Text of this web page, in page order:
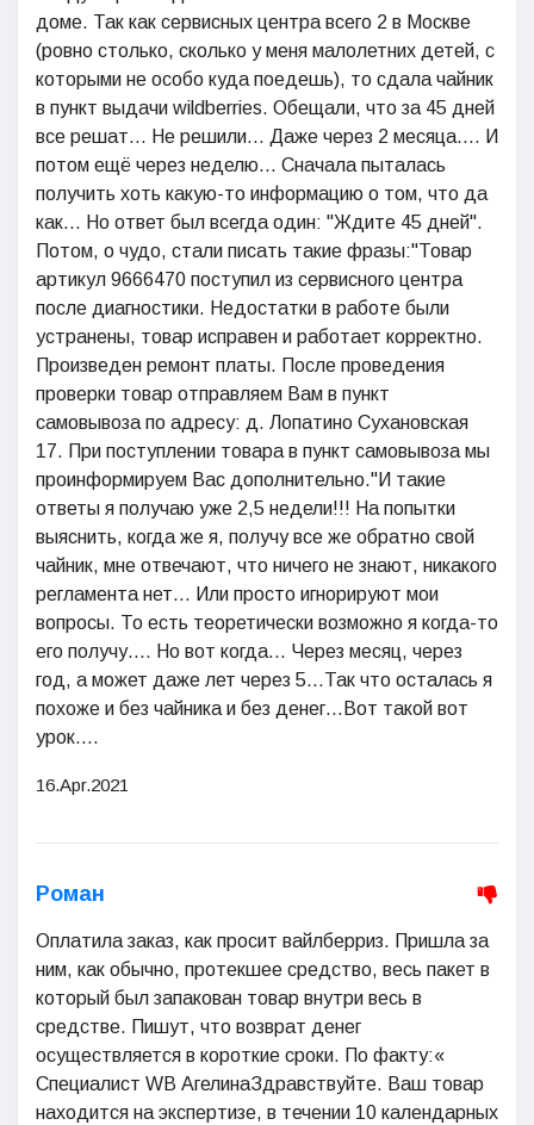
доме. Так как сервисных центра всего 2 в Москве
(ровно столько, сколько у меня малолетних детей, с
которыми не особо куда поедешь), то сдала чайник
в пункт выдачи wildberries. Обещали, что за 45 дней
все решат... Не решили... Даже через 2 месяца.... И
потом ещё через неделю... Сначала пыталась
получить хоть какую-то информацию о том, что да
как... Но ответ был всегда один: "Ждите 45 дней".
Потом, о чудо, стали писать такие фразы:"Товар
артикул 9666470 поступил из сервисного центра
после диагностики. Недостатки в работе были
устранены, товар исправен и работает корректно.
Произведен ремонт платы. После проведения
проверки товар отправляем Вам в пункт
самовывоза по адресу: д. Лопатино Сухановская
17. При поступлении товара в пункт самовывоза мы
проинформируем Вас дополнительно."И такие
ответы я получаю уже 2,5 недели!!! На попытки
выяснить, когда же я, получу все же обратно свой
чайник, мне отвечают, что ничего не знают, никакого
регламента нет... Или просто игнорируют мои
вопросы. То есть теоретически возможно я когда-то
его получу.... Но вот когда... Через месяц, через
год, а может даже лет через 5...Так что осталась я
похоже и без чайника и без денег...Вот такой вот
урок....
16.Apr.2021
Роман
Оплатила заказ, как просит вайлберриз. Пришла за
ним, как обычно, протекшее средство, весь пакет в
который был запакован товар внутри весь в
средстве. Пишут, что возврат денег
осуществляется в короткие сроки. По факту:«
Специалист WB АгелинаЗдравствуйте. Ваш товар
находится на экспертизе, в течении 10 календарных